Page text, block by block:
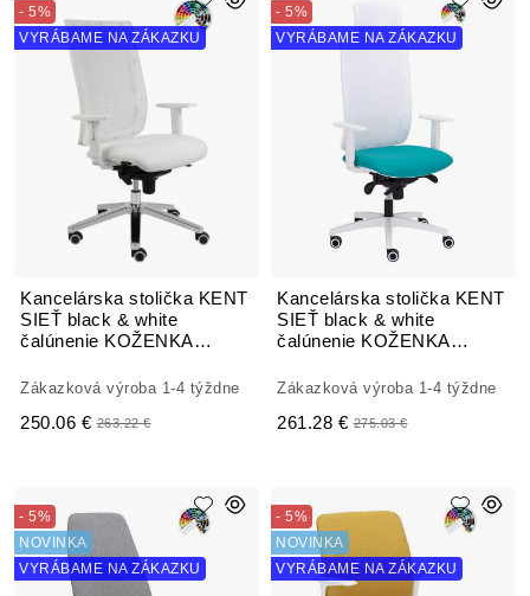
Kancelárska stolička KENT
SIEŤ black & white
čalúnenie KOŽENKA
- 5%
VYRÁBAME NA ZÁKAZKU
Zákazková výroba 1-4 týždne
250.06 € 263.22 €
Kancelárska stolička KENT
SIEŤ black & white
čalúnenie KOŽENKA
- 5%
VYRÁBAME NA ZÁKAZKU
Zákazková výroba 1-4 týždne
261.28 € 275.03 €
- 5%
NOVINKA
VYRÁBAME NA ZÁKAZKU
- 5%
NOVINKA
VYRÁBAME NA ZÁKAZKU